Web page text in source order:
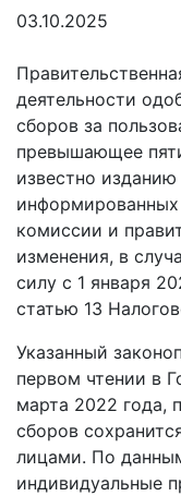
03.10.2025
деятельности
сборов за
превышающее
известно
информированных
комиссии и
изменения, в
силу с 1 января
статью 13
Указанный
первом чтении в
марта 2022 года,
сборов
лицами. По
индивидуальные